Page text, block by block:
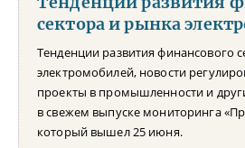
сектора и рынка
Тенденции развития финансового
электромобилей, новости
проекты в промышленности и
в свежем выпуске мониторинга
который вышел 25 июня.